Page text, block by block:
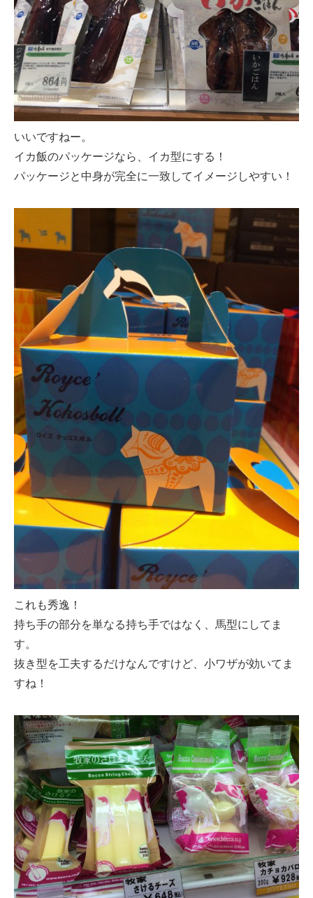
いいですねー。
イカ飯のパッケージなら、イカ型にする！
パッケージと中身が完全に一致してイメージしやすい！
これも秀逸！
持ち手の部分を単なる持ち手ではなく、馬型にしてま
す。
抜き型を工夫するだけなんですけど、小ワザが効いてま
すね！